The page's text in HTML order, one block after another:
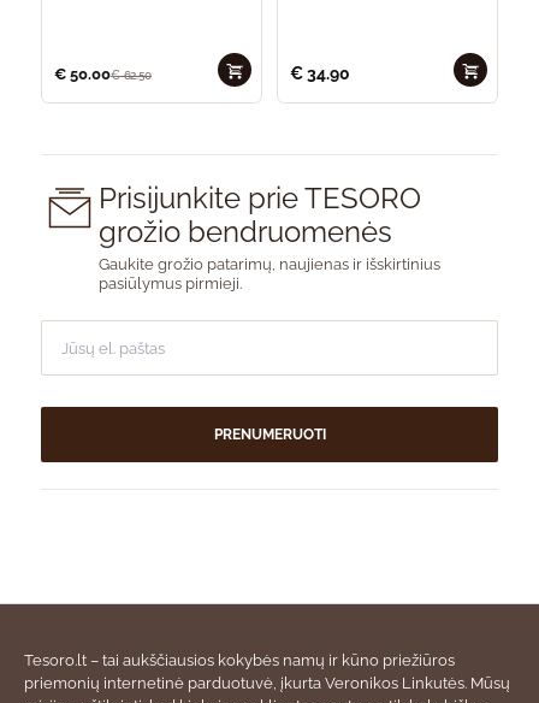
€ 50.00€62.50 €34.90
Prisijunkite prie TESORO
grožio bendruomenės
Gaukite grožio patarimų, naujienas ir išskirtinius
pasiūlymus pirmieji.
PRENUMERUOTI
Tesoro.lt – tai aukščiausios kokybės namų ir kūno priežiūros
priemonių internetinė parduotuvė, įkurta Veronikos Linkutės. Mūsų